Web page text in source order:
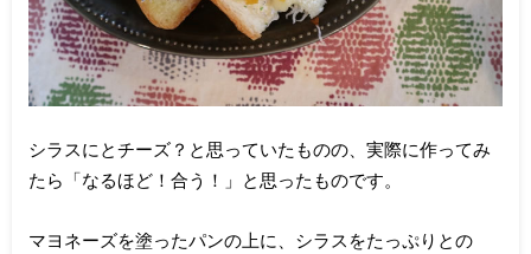
シラスにとチーズ？と思っていたものの、実際に作ってみ
たら「なるほど！合う！」と思ったものです。
マヨネーズを塗ったパンの上に、シラスをたっぷりとの